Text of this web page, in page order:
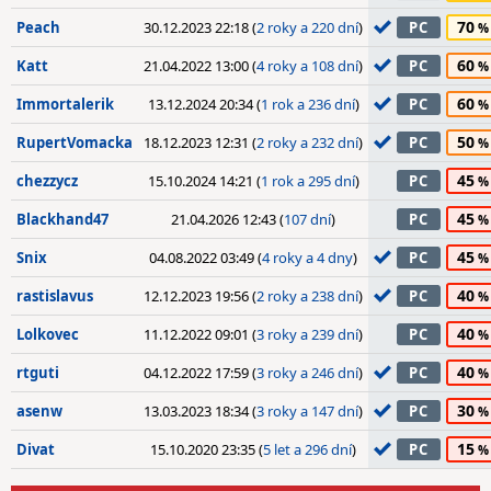
Peach 30.12.2023 22:18 (2 roky a 220 dní) PC 70
Katt 21.04.2022 13:00 (4 roky a 108 dní) PC 60
Immortalerik 13.12.2024 20:34 (1 rok a 236 dní) PC 60
RupertVomacka 18.12.2023 12:31 (2 roky a 232 dní) PC 50
chezzycz 15.10.2024 14:21 (1 rok a 295 dní) PC 45
Blackhand47 21.04.2026 12:43 (107 dní) PC 45
Snix 04.08.2022 03:49 (4 roky a 4 dny) PC 45
rastislavus 12.12.2023 19:56 (2 roky a 238 dní) PC 40
Lolkovec 11.12.2022 09:01 (3 roky a 239 dní) PC 40
rtguti 04.12.2022 17:59 (3 roky a 246 dní) PC 40
asenw 13.03.2023 18:34 (3 roky a 147 dní) PC 30
Divat 15.10.2020 23:35 (5 let a 296 dní) PC 15